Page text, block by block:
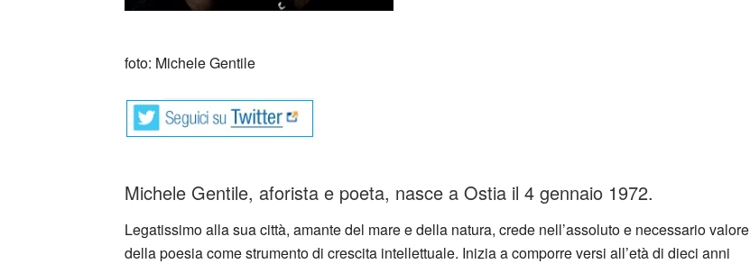
foto: Michele Gentile
Michele Gentile, aforista e poeta, nasce a Ostia il 4 gennaio 1972.
Legatissimo alla sua città, amante del mare e della natura, crede nell’assoluto e necessario valore
della poesia come strumento di crescita intellettuale. Inizia a comporre versi all’età di dieci anni